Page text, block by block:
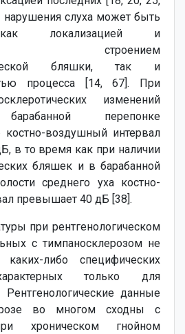
нарушения слуха может быть
как локализацией и
строением
бляшки, так и
процесса [14, 67]. При
изменений
перепонке
костно-воздушный интервал
в то время как при наличии
бляшек и в барабанной
среднего уха костно-
превышает 40 дБ [38].
при рентгенологическом
с тимпаносклерозом не
либо специфических
только для
Рентгенологические данные
во многом сходны с
хроническом гнойном